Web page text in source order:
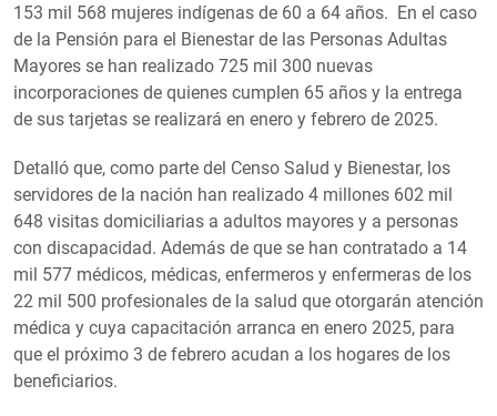
153 mil 568 mujeres indígenas de 60 a 64 años. En el caso
de la Pensión para el Bienestar de las Personas Adultas
Mayores se han realizado 725 mil 300 nuevas
incorporaciones de quienes cumplen 65 años y la entrega
de sus tarjetas se realizará en enero y febrero de 2025.
Detalló que, como parte del Censo Salud y Bienestar, los
servidores de la nación han realizado 4 millones 602 mil
648 visitas domiciliarias a adultos mayores y a personas
con discapacidad. Además de que se han contratado a 14
mil 577 médicos, médicas, enfermeros y enfermeras de los
22 mil 500 profesionales de la salud que otorgarán atención
médica y cuya capacitación arranca en enero 2025, para
que el próximo 3 de febrero acudan a los hogares de los
beneficiarios.